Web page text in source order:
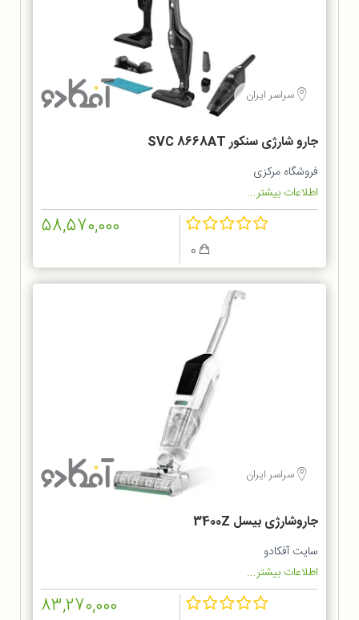
سراسر ایران
جارو شارژی سنکور SVC 8668AT
فروشگاه مرکزی
اطلاعات بیشتر...
58,570,000
سراسر ایران
جاروشارژی بیسل 3400Z
سایت آفکادو
اطلاعات بیشتر...
83,270,000